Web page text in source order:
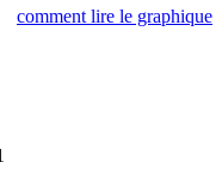
comment lire le graphique